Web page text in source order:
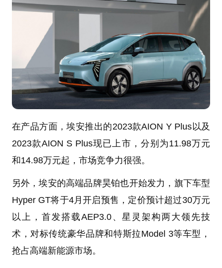
在产品方面，埃安推出的2023款AION Y Plus以及
2023款AION S Plus现已上市，分别为11.98万元
和14.98万元起，市场竞争力很强。
另外，埃安的高端品牌昊铂也开始发力，旗下车型
Hyper GT将于4月开启预售，定价预计超过30万元
以上，首发搭载AEP3.0、星灵架构两大领先技
术，对标传统豪华品牌和特斯拉Model 3等车型，
抢占高端新能源市场。